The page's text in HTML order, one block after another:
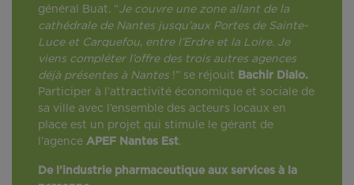
général Buat. “Je couvre une zone allant de la
cathédrale de Nantes jusqu’aux Portes de Sainte-
Luce et Carquefou, entre l’Erdre et la Loire. Je
viens compléter l’offre des trois autres agences
déjà présentes à Nantes !” se réjouit Bachir Dialo.
Participer à l’attractivité économique et sociale de
sa ville avec l’ensemble des acteurs locaux en
place est un projet qui stimule le gérant de
l’agence APEF Nantes Est.
De l’industrie pharmaceutique aux services à la